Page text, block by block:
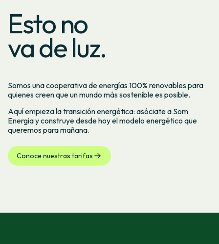
Esto no
va de luz.
Somos una cooperativa de energías 100% renovables para
quienes creen que un mundo más sostenible es posible.
Aquí empieza la transición energética: asóciate a Som
Energia y construye desde hoy el modelo energético que
queremos para mañana.
Conoce nuestras tarifas